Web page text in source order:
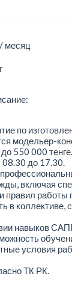
месяц
по
модельер-
550 000 тенге.
08.30 до 17.30.
включая
правил работы
в коллективе,
навыков
условия
ТК РК.